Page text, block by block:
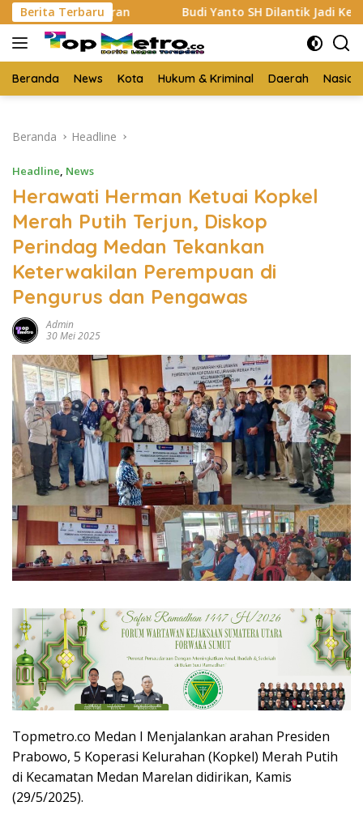
Langsung
ke
konten
Berita TerbaruBudi Yanto SH Dilantik Jadi Ketua Forum
Beranda News Kota Hukum & Kriminal Daerah
Beranda Headline
Headline, News
Herawati Herman Ketuai Kopkel
Merah Putih Terjun, Diskop
Perindag Medan Tekankan
Keterwakilan Perempuan di
Pengurus dan Pengawas
Admin
30 Mei 2025
Topmetro.co Medan I Menjalankan arahan Presiden
Prabowo, 5 Koperasi Kelurahan (Kopkel) Merah Putih
di Kecamatan Medan Marelan didirikan, Kamis
(29/5/2025).